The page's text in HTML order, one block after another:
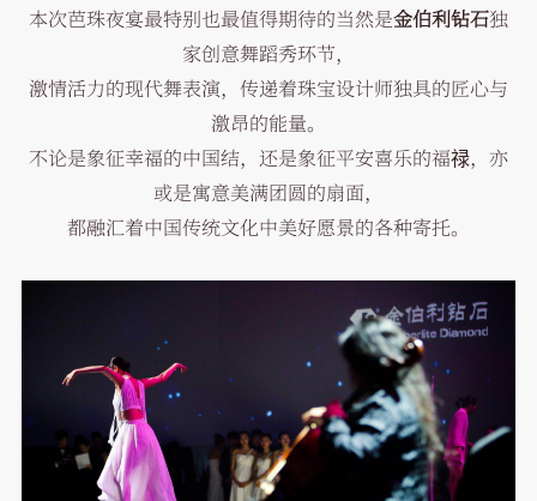
本次芭珠夜宴最特别也最值得期待的当然是金伯利钻石独
家创意舞蹈秀环节，
激情活力的现代舞表演，传递着珠宝设计师独具的匠心与
激昂的能量。
不论是象征幸福的中国结，还是象征平安喜乐的福禄，亦
或是寓意美满团圆的扇面，
都融汇着中国传统文化中美好愿景的各种寄托。